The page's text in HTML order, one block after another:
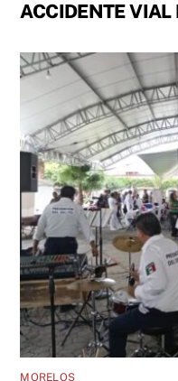
ACCIDENTE VIAL
MORELOS